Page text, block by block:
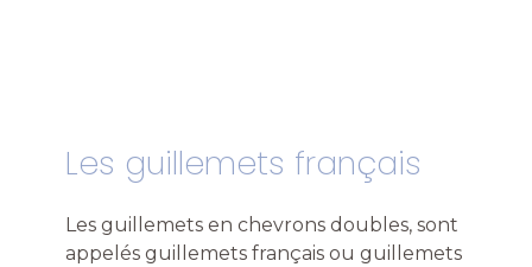
Les guillemets français
Les guillemets en chevrons doubles, sont
appelés guillemets français ou guillemets